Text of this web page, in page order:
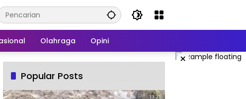
Olahraga Opini
×
Popular Posts